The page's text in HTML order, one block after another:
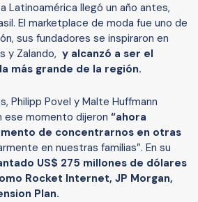
Latinoamérica llegó un año antes,
El marketplace de moda fue uno de
sus fundadores se inspiraron en
y Zalando, y alcanzó a ser el
más grande de la región.
Philipp Povel y Malte Huffmann
ese momento dijeron “ahora
de concentrarnos en otras
en nuestras familias”. En su
US$ 275 millones de dólares
Rocket Internet, JP Morgan,
Plan.